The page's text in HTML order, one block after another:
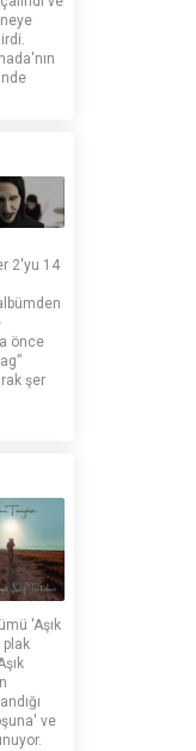
2'yu 14
önce
şer
'Aşık
ve